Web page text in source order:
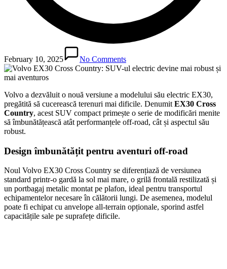
February 10, 2025 No Comments
Volvo a dezvăluit o nouă versiune a modelului său electric EX30,
pregătită să cucerească terenuri mai dificile. Denumit EX30 Cross
Country, acest SUV compact primește o serie de modificări menite
să îmbunătățească atât performanțele off-road, cât și aspectul său
robust.
Design îmbunătățit pentru aventuri off-road
Noul Volvo EX30 Cross Country se diferențiază de versiunea
standard printr-o gardă la sol mai mare, o grilă frontală restilizată și
un portbagaj metalic montat pe plafon, ideal pentru transportul
echipamentelor necesare în călătorii lungi. De asemenea, modelul
poate fi echipat cu anvelope all-terrain opționale, sporind astfel
capacitățile sale pe suprafețe dificile.